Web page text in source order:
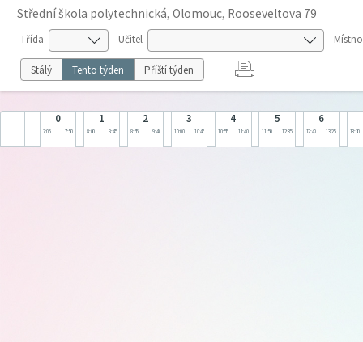
Střední škola polytechnická, Olomouc, Rooseveltova 79
Třída Učitel
Stálý Tento týden Příští týden
0
7:05 7:50
1
8:00 8:45
2
8:55 9:40
3
10:00 10:45
4
10:55 11:40
5
11:50 12:35
6
12:40 13:25 13:30